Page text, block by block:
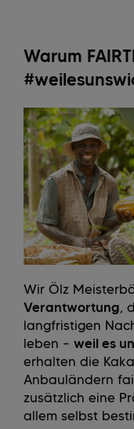
Warum
Wir Ölz
Verantwortung,
langfristigen
leben – weil es
erhalten die
Anbauländern
zusätzlich eine
allem selbst